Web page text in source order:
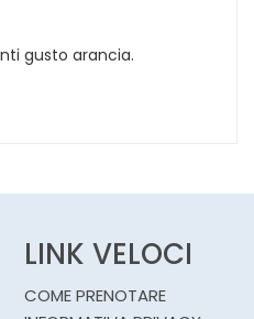
gusto arancia.
LINK VELOCI
COME PRENOTARE